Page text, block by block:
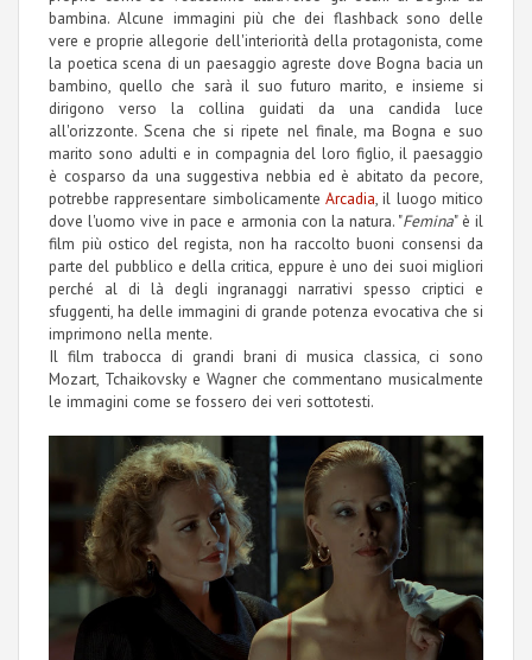
bambina. Alcune immagini più che dei flashback sono delle
vere e proprie allegorie dell'interiorità della protagonista, come
la poetica scena di un paesaggio agreste dove Bogna bacia un
bambino, quello che sarà il suo futuro marito, e insieme si
dirigono verso la collina guidati da una candida luce
all'orizzonte. Scena che si ripete nel finale, ma Bogna e suo
marito sono adulti e in compagnia del loro figlio, il paesaggio
è cosparso da una suggestiva nebbia ed è abitato da pecore,
potrebbe rappresentare simbolicamente Arcadia, il luogo mitico
dove l'uomo vive in pace e armonia con la natura. "Femina" è il
film più ostico del regista, non ha raccolto buoni consensi da
parte del pubblico e della critica, eppure è uno dei suoi migliori
perché al di là degli ingranaggi narrativi spesso criptici e
sfuggenti, ha delle immagini di grande potenza evocativa che si
imprimono nella mente.
Il film trabocca di grandi brani di musica classica, ci sono
Mozart, Tchaikovsky e Wagner che commentano musicalmente
le immagini come se fossero dei veri sottotesti.